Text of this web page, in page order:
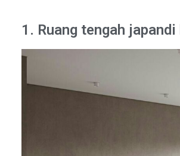
1. Ruang tengah